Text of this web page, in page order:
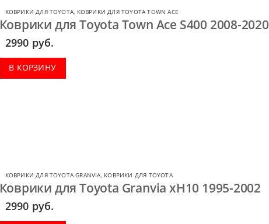
КОВРИКИ ДЛЯ TOYOTA, КОВРИКИ ДЛЯ TOYOTA TOWN ACE
Коврики для Toyota Town Ace S400 2008-2020
2990 руб.
В КОРЗИНУ
КОВРИКИ ДЛЯ TOYOTA GRANVIA, КОВРИКИ ДЛЯ TOYOTA
Коврики для Toyota Granvia xH10 1995-2002
2990 руб.